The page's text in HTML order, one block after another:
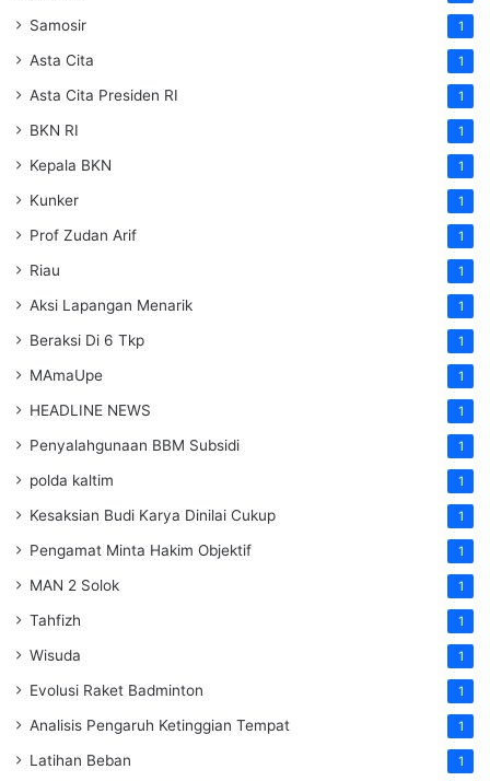
Samosir 1
Asta Cita 1
Asta Cita Presiden RI 1
BKN RI 1
Kepala BKN 1
Kunker 1
Prof Zudan Arif 1
Riau 1
Aksi Lapangan Menarik 1
Beraksi Di 6 Tkp 1
MAmaUpe 1
HEADLINE NEWS 1
Penyalahgunaan BBM Subsidi 1
polda kaltim 1
Kesaksian Budi Karya Dinilai Cukup 1
Pengamat Minta Hakim Objektif 1
MAN 2 Solok 1
Tahfizh 1
Wisuda 1
Evolusi Raket Badminton 1
Analisis Pengaruh Ketinggian Tempat 1
Latihan Beban 1